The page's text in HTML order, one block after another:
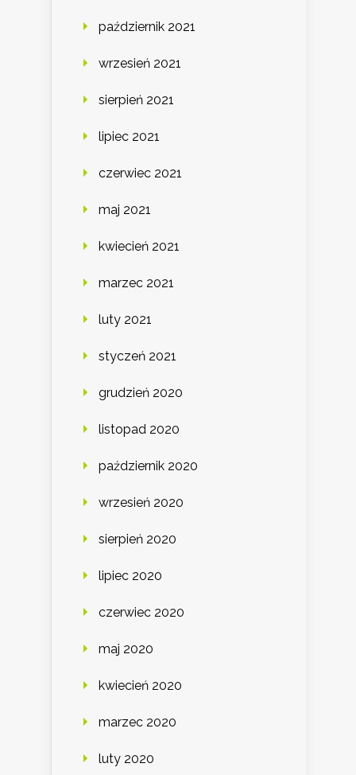
październik 2021
wrzesień 2021
sierpień 2021
lipiec 2021
czerwiec 2021
maj 2021
kwiecień 2021
marzec 2021
luty 2021
styczeń 2021
grudzień 2020
listopad 2020
październik 2020
wrzesień 2020
sierpień 2020
lipiec 2020
czerwiec 2020
maj 2020
kwiecień 2020
marzec 2020
luty 2020